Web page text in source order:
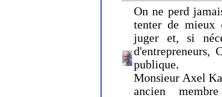
On ne perd
tenter de mieux
juger et, si
d'entrepreneurs,
publique.
Monsieur Axel
ancien